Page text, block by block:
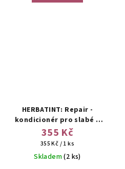
HERBATINT: Repair -
kondicionér pro slabé a
poškozené vlasy
355 Kč
Měrná
cena:
355 Kč / 1 ks
Skladem(2 ks)